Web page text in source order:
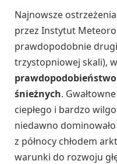
Najnowsze
przez Instytut
prawdopodobnie
trzystopniowej skali),
śnieżnych.
ciepłego i bardzo
niedawno
z północy chłodem
warunki do rozwoju